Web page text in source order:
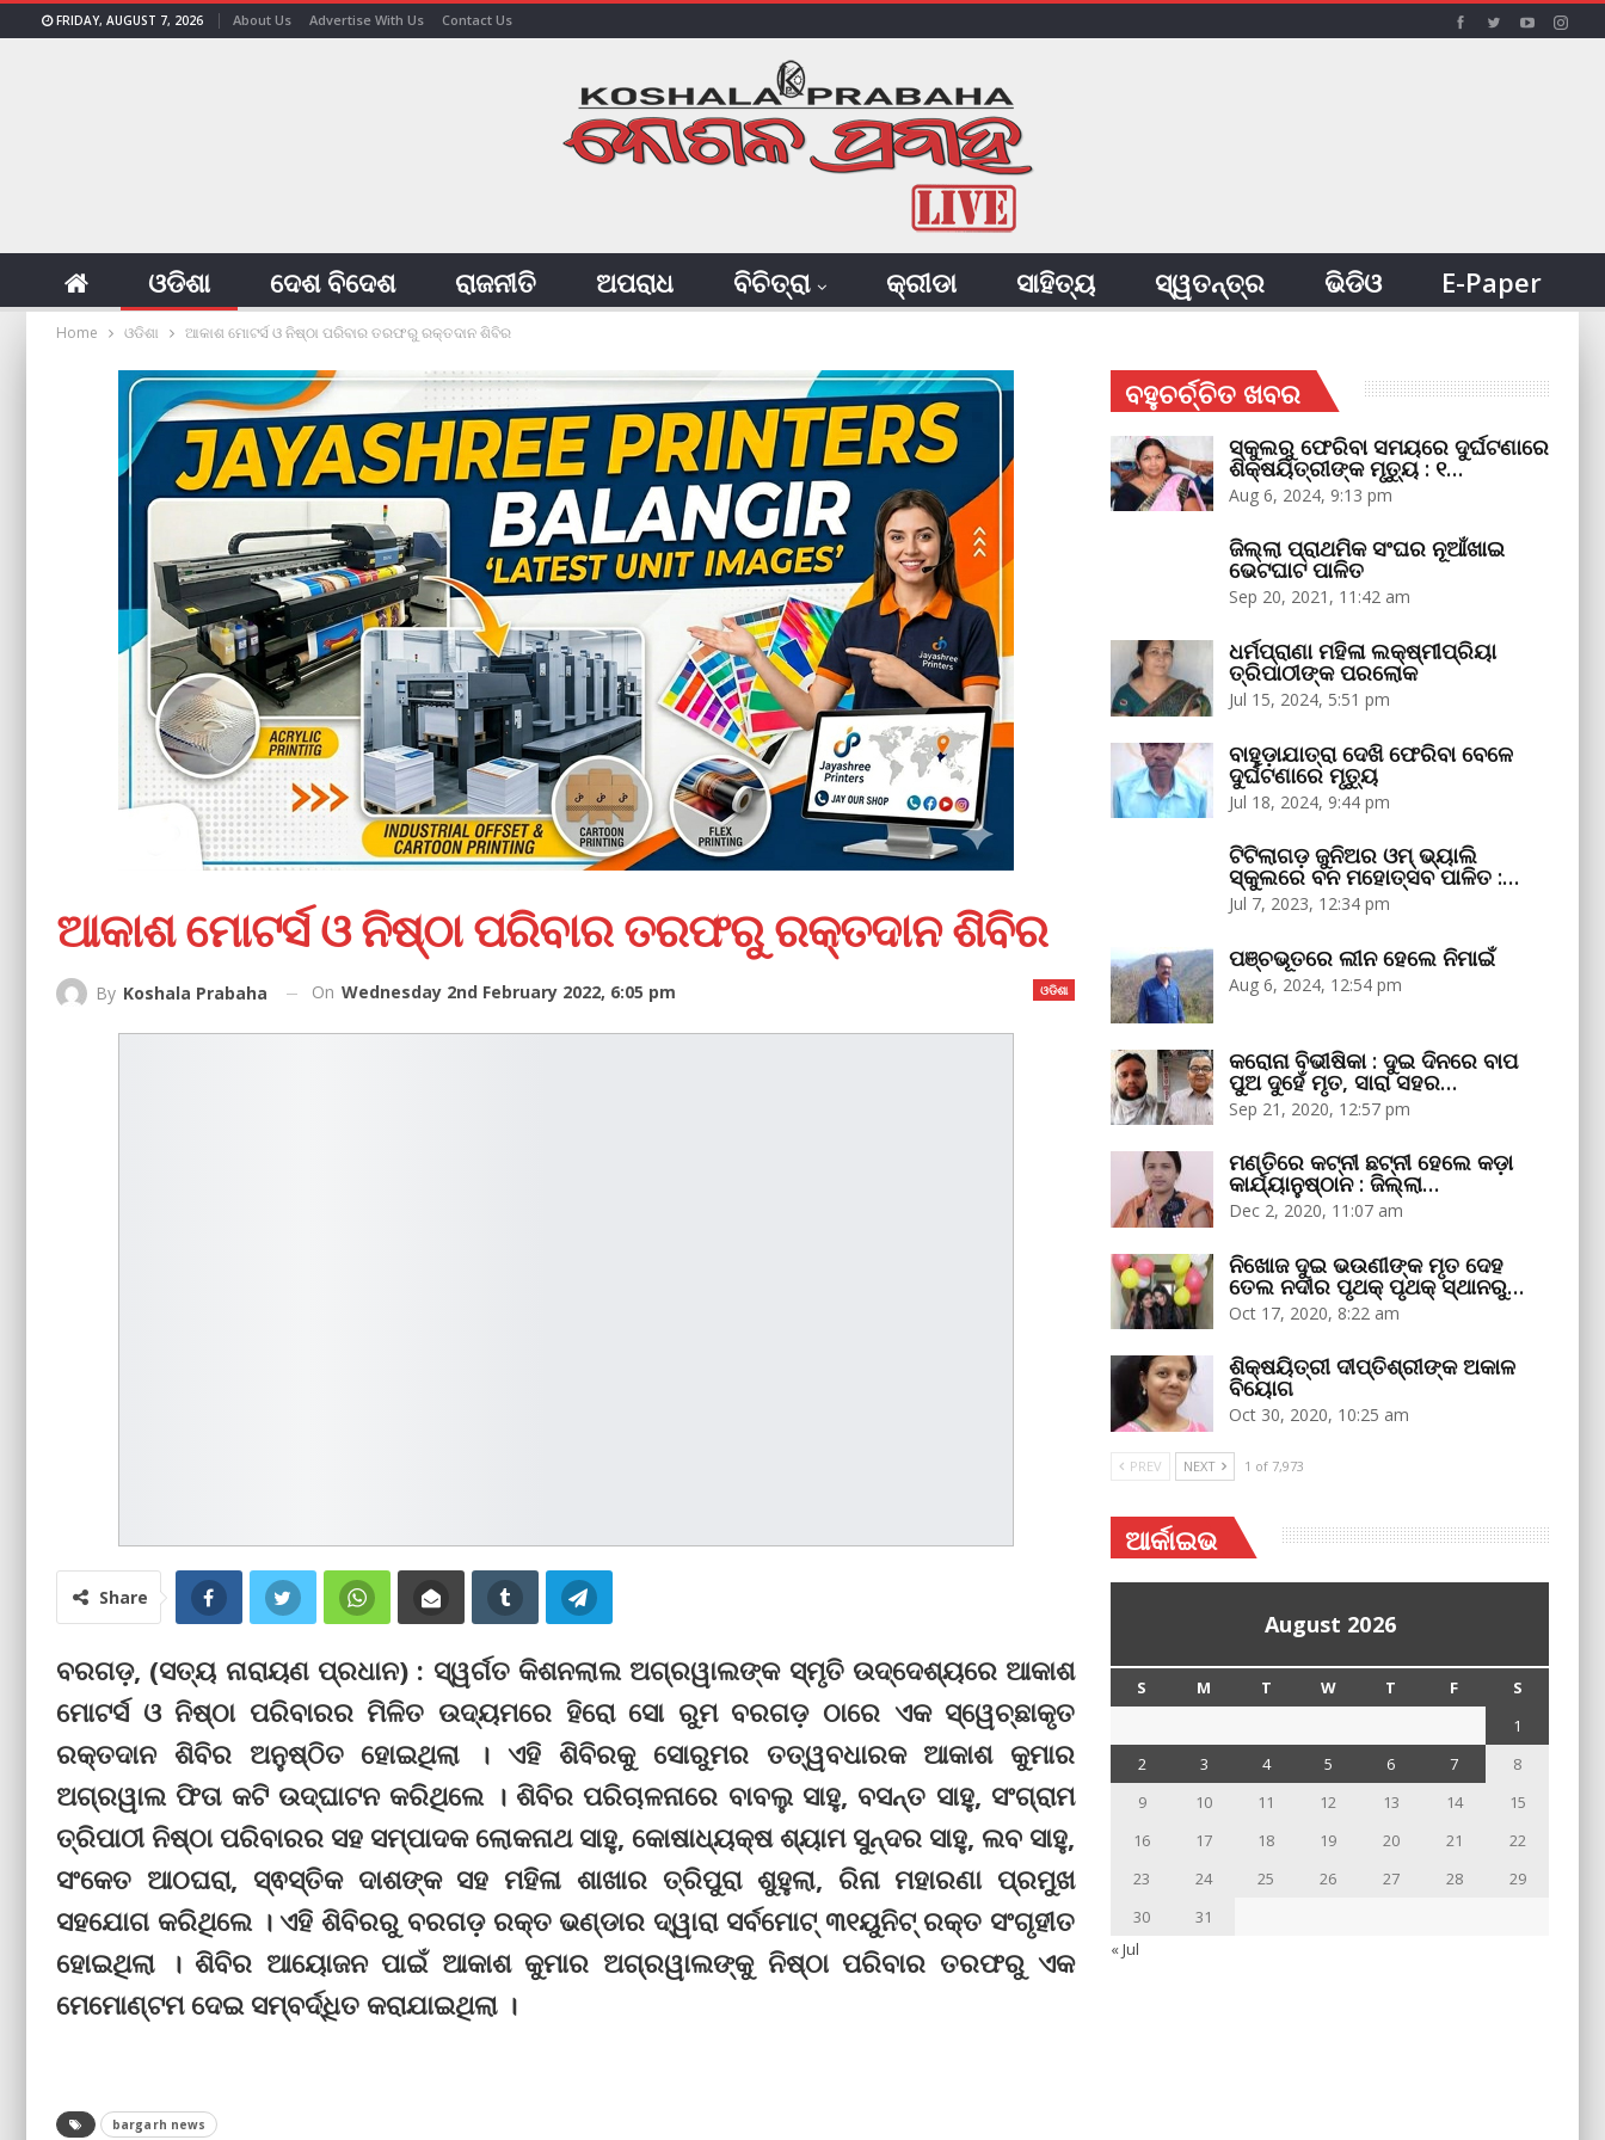
FRIDAY, AUGUST 7, 2026 About Us Advertise With Us Contact Us
ଓଡିଶା ଦେଶ ବିଦେଶ ରାଜନୀତି ଅପରାଧ ବିଚିତ୍ରା କ୍ରୀଡା ସାହିତ୍ୟ ସ୍ୱତନ୍ତ୍ର ଭିଡିଓ E-Paper
Home ଓଡିଶା ଆକାଶ ମୋଟର୍ସ ଓ ନିଷ୍ଠା ପରିବାର ତରଫରୁ ରକ୍ତଦାନ ଶିବିର
ଆକାଶ ମୋଟର୍ସ ଓ ନିଷ୍ଠା ପରିବାର ତରଫରୁ ରକ୍ତଦାନ ଶିବିର
ଓଡିଶା
By Koshala Prabaha On Wednesday 2nd February 2022, 6:05 pm
Share
ବରଗଡ଼, (ସତ୍ୟ ନାରାୟଣ ପ୍ରଧାନ) : ସ୍ୱର୍ଗତ କିଶନଲାଲ ଅଗ୍ରୱାଲଙ୍କ ସ୍ମୃତି ଉଦ୍ଦେଶ୍ୟରେ ଆକାଶ
ମୋଟର୍ସ ଓ ନିଷ୍ଠା ପରିବାରର ମିଳିତ ଉଦ୍ୟମରେ ହିରୋ ସୋ ରୁମ ବରଗଡ଼ ଠାରେ ଏକ ସ୍ୱେଚ୍ଛାକୃତ
ରକ୍ତଦାନ ଶିବିର ଅନୁଷ୍ଠିତ ହୋଇଥିଲା । ଏହି ଶିବିରକୁ ସୋରୁମର ତତ୍ୱବଧାରକ ଆକାଶ କୁମାର
ଅଗ୍ରୱାଲ ଫିତା କଟି ଉଦ୍‌ଘାଟନ କରିଥିଲେ । ଶିବିର ପରିଚାଳନାରେ ବାବଲୁ ସାହୁ, ବସନ୍ତ ସାହୁ, ସଂଗ୍ରାମ
ତ୍ରିପାଠୀ ନିଷ୍ଠା ପରିବାରର ସହ ସମ୍ପାଦକ ଲୋକନାଥ ସାହୁ, କୋଷାଧ୍ୟକ୍ଷ ଶ୍ୟାମ ସୁନ୍ଦର ସାହୁ, ଲବ ସାହୁ,
ସଂକେତ ଆଠଘରା, ସ୍ଵସ୍ତିକ ଦାଶଙ୍କ ସହ ମହିଳା ଶାଖାର ତ୍ରିପୁରା ଶୁହୁଲା, ରିନା ମହାରଣା ପ୍ରମୁଖ
ସହଯୋଗ କରିଥିଲେ । ଏହି ଶିବିରରୁ ବରଗଡ଼ ରକ୍ତ ଭଣ୍ଡାର ଦ୍ୱାରା ସର୍ବମୋଟ୍ ୩୧ୟୁନିଟ୍ ରକ୍ତ ସଂଗୃହୀତ
ହୋଇଥିଲା । ଶିବିର ଆୟୋଜନ ପାଇଁ ଆକାଶ କୁମାର ଅଗ୍ରୱାଲଙ୍କୁ ନିଷ୍ଠା ପରିବାର ତରଫରୁ ଏକ
ମେମୋଣ୍ଟମ ଦେଇ ସମ୍ବର୍ଦ୍ଧିତ କରାଯାଇଥିଲା ।
bargarh news
ବହୁଚର୍ଚ୍ଚିତ ଖବର
ସ୍କୁଲରୁ ଫେରିବା ସମୟରେ ଦୁର୍ଘଟଣାରେ
ଶିକ୍ଷୟିତ୍ରୀଙ୍କ ମୃତ୍ୟୁ : ୧…
Aug 6, 2024, 9:13 pm
ଜିଲ୍ଲା ପ୍ରାଥମିକ ସଂଘର ନୂଆଁଖାଇ
ଭେଟଘାଟ ପାଳିତ
Sep 20, 2021, 11:42 am
ଧର୍ମପ୍ରାଣା ମହିଳା ଲକ୍ଷ୍ମୀପ୍ରିୟା
ତ୍ରିପାଠୀଙ୍କ ପରଲୋକ
Jul 15, 2024, 5:51 pm
ବାହୁଡ଼ାଯାତ୍ରା ଦେଖି ଫେରିବା ବେଳେ
ଦୁର୍ଘଟଣାରେ ମୃତ୍ୟୁ
Jul 18, 2024, 9:44 pm
ଟିଟିଲାଗଡ଼ ଜୁନିଅର ଓମ୍‌ ଭ୍ୟାଲି
ସ୍କୁଲରେ ବନ ମହୋତ୍ସବ ପାଳିତ :…
Jul 7, 2023, 12:34 pm
ପଞ୍ଚଭୂତରେ ଲୀନ ହେଲେ ନିମାଇଁ
Aug 6, 2024, 12:54 pm
କରୋନା ବିଭୀଷିକା : ଦୁଇ ଦିନରେ ବାପ
ପୁଅ ଦୁହେଁ ମୃତ, ସାରା ସହର…
Sep 21, 2020, 12:57 pm
ମଣ୍ତିରେ କଟ୍‌ନୀ ଛଟ୍‌ନୀ ହେଲେ କଡ଼ା
କାର୍ଯ୍ୟାନୁଷ୍ଠାନ : ଜିଲ୍ଲା…
Dec 2, 2020, 11:07 am
ନିଖୋଜ ଦୁଇ ଭଉଣୀଙ୍କ ମୃତ ଦେହ
ତେଲ ନଦୀର ପୃଥକ୍‌ ପୃଥକ୍‌ ସ୍ଥାନରୁ…
Oct 17, 2020, 8:22 am
ଶିକ୍ଷୟିତ୍ରୀ ଦୀପ୍ତିଶ୍ରୀଙ୍କ ଅକାଳ
ବିୟୋଗ
Oct 30, 2020, 10:25 am
PREV NEXT 1 of 7,973
ଆର୍କାଇଭ
August 2026
S M T W T F
S
1
2
3 4 5 6 7
8
9
10 11 12 13 14
15
16
17 18 19 20 21
22
23
24 25 26 27 28
29
30
31
« Jul